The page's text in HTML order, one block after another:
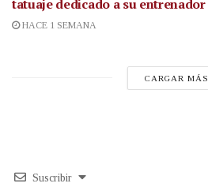
tatuaje dedicado a su entrenador
HACE 1 SEMANA
CARGAR MÁS
Suscribir